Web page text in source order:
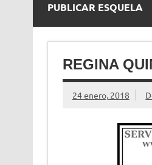
PUBLICAR ESQUELA
REGINA
24 enero, 2018